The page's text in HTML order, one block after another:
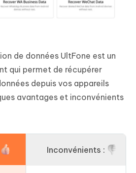
de données UltFone est un
qui permet de récupérer
depuis vos appareils
avantages et inconvénients
Inconvénients :